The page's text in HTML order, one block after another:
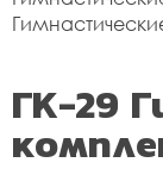
ГК-29